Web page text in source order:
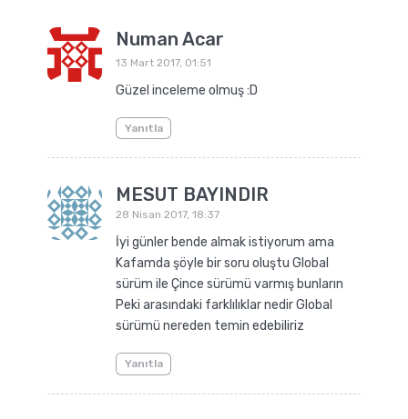
Numan Acar
13 Mart 2017, 01:51
Güzel inceleme olmuş :D
Yanıtla
MESUT BAYINDIR
28 Nisan 2017, 18:37
İyi günler bende almak istiyorum ama
Kafamda şöyle bir soru oluştu Global
sürüm ile Çince sürümü varmış bunların
Peki arasındaki farklılıklar nedir Global
sürümü nereden temin edebiliriz
Yanıtla